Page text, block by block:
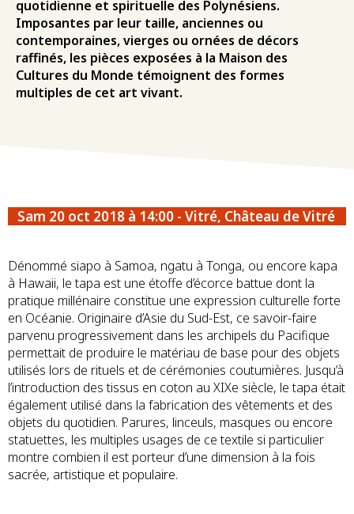
quotidienne et spirituelle des Polynésiens.
Imposantes par leur taille, anciennes ou
contemporaines, vierges ou ornées de décors
raffinés, les pièces exposées à la Maison des
Cultures du Monde témoignent des formes
multiples de cet art vivant.
Sam 20 oct 2018 à 14:00 - Vitré, Château de Vitré
Dénommé siapo à Samoa, ngatu à Tonga, ou encore kapa
à Hawaii, le tapa est une étoffe d’écorce battue dont la
pratique millénaire constitue une expression culturelle forte
en Océanie. Originaire d’Asie du Sud-Est, ce savoir-faire
parvenu progressivement dans les archipels du Pacifique
permettait de produire le matériau de base pour des objets
utilisés lors de rituels et de cérémonies coutumières. Jusqu’à
l’introduction des tissus en coton au XIXe siècle, le tapa était
également utilisé dans la fabrication des vêtements et des
objets du quotidien. Parures, linceuls, masques ou encore
statuettes, les multiples usages de ce textile si particulier
montre combien il est porteur d’une dimension à la fois
sacrée, artistique et populaire.